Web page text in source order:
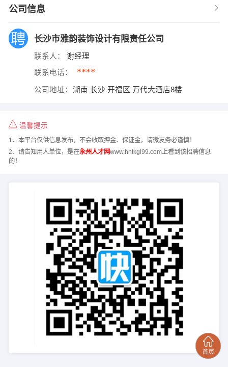
公司信息
长沙市雅韵装饰设计有限责任公司
联系人： 谢经理
联系电话： ****
公司地址： 湖南 长沙 开福区 万代大酒店8楼
温馨提示
1、本平台仅供信息发布，不会收取押金、保证金，请微友务必谨慎！
2、请告知用人单位，是在永州人才网www.hntkgl99.com上看到该招聘信息
的！